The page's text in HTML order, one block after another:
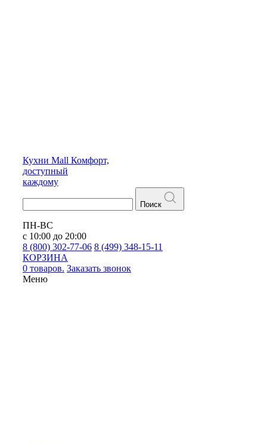
Кухни Mall Комфорт,
доступный
каждому
Поиск
ПН-ВС
с 10:00 до 20:00
8 (800) 302-77-06 8 (499) 348-15-11
КОРЗИНА
0 товаров. Заказать звонок
Меню